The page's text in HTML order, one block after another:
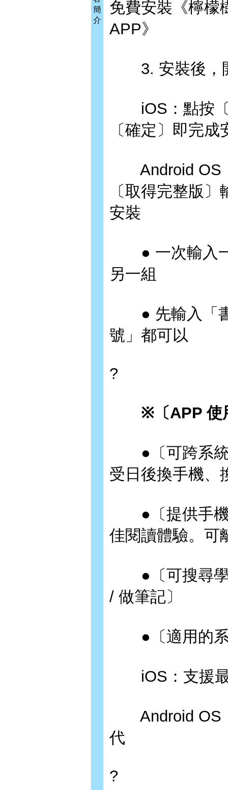
簡
介
免費安裝《檸檬
APP》
3. 安裝後，
iOS：點按〔
〔確定〕即完成
Android OS：
〔取得完整版
安裝
● 一次輸入一
另一組
● 先輸入「書
號」都可以
?
※〔APP 使
●〔可跨系統
受日後換手機、
●〔提供手機 /
佳閱讀體驗。可
●〔可搜尋學
/ 做筆記〕
●〔適用的系
iOS：支援最
Android OS：
代
?